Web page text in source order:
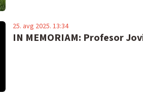
IN MEMORIAM: Profesor
25. avg 2025. 13:34